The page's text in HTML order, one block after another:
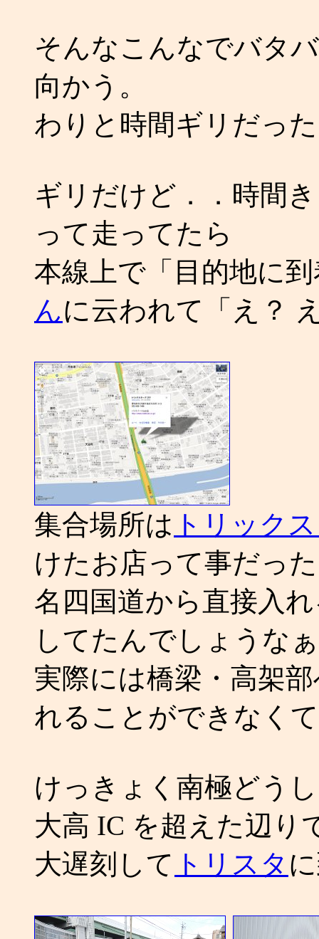
そんなこんなでバタ
向かう。
わりと時間ギリだっ
ギリだけど．．時間
って走ってたら
本線上で「目的地に
んに云われて「え？
集合場所は トリック
けたお店って事だっ
名四国道から直接入
してたんでしょうな
実際には橋梁・高架
れることができなく
けっきょく南極どう
大高 IC を超えた辺り
大遅刻して トリスタ